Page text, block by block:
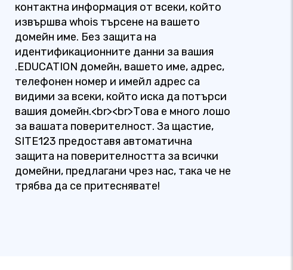
контактна информация от всеки, който
извършва whois търсене на вашето
домейн име. Без защита на
идентификационните данни за вашия
.EDUCATION домейн, вашето име, адрес,
телефонен номер и имейл адрес са
видими за всеки, който иска да потърси
вашия домейн.<br><br>Това е много лошо
за вашата поверителност. За щастие,
SITE123 предоставя автоматична
защита на поверителността за всички
домейни, предлагани чрез нас, така че не
трябва да се притеснявате!